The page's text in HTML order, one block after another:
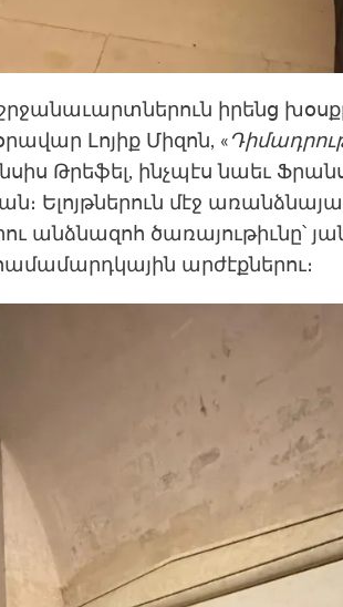
իրենց
Լոյիք Միզոն, «
Թրեֆել, ինչպէս նաեւ
Ելոյթներուն մէջ
անձնազոհ ծառայութիւնը՝
արժէքներու։